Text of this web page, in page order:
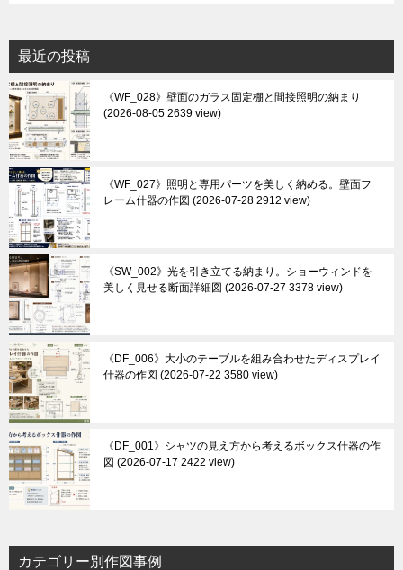
最近の投稿
《WF_028》壁面のガラス固定棚と間接照明の納まり
2026-08-05 2639 view
《WF_027》照明と専用パーツを美しく納める。壁面フ
レーム什器の作図
2026-07-28 2912 view
《SW_002》光を引き立てる納まり。ショーウィンドを
美しく見せる断面詳細図
2026-07-27 3378 view
《DF_006》大小のテーブルを組み合わせたディスプレイ
什器の作図
2026-07-22 3580 view
《DF_001》シャツの見え方から考えるボックス什器の作
図
2026-07-17 2422 view
カテゴリー別作図事例